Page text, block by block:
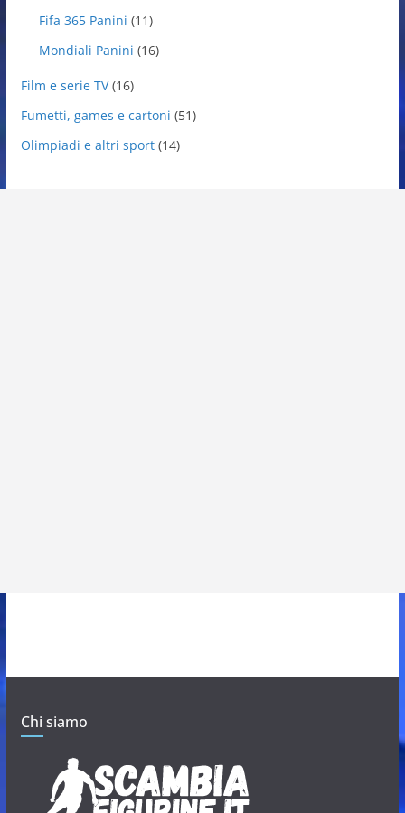
Fifa 365 Panini (11)
Mondiali Panini (16)
Film e serie TV(16)
Fumetti, games e cartoni (51)
Olimpiadi e altri sport(14)
Chi siamo